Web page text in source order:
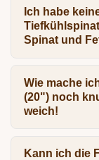
Ich habe
Spinat und
Wie mache
(20") noch
weich!
Kann ich die